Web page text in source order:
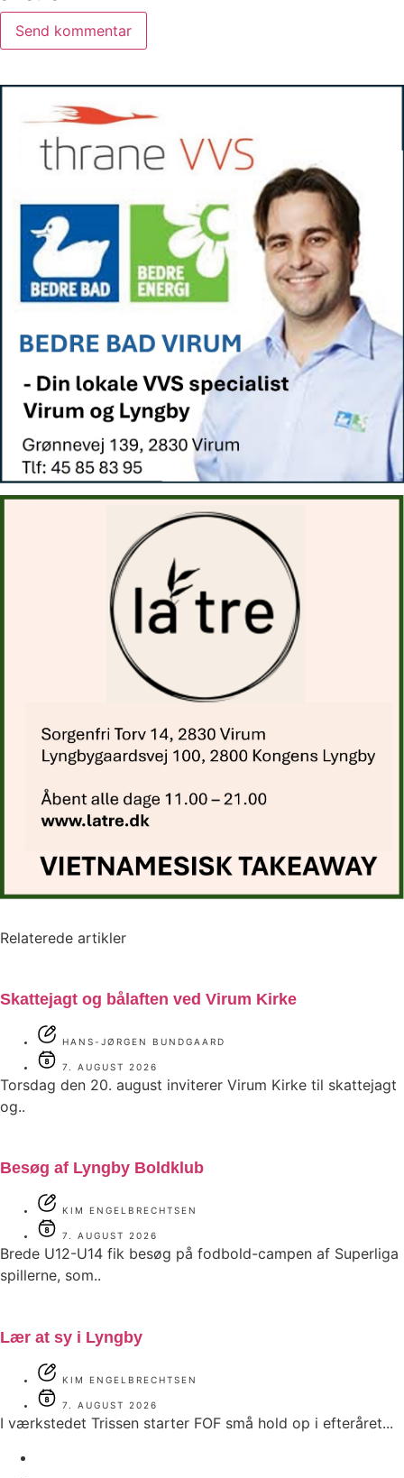
Relaterede artikler
Skattejagt og bålaften ved Virum Kirke
HANS-JØRGEN BUNDGAARD
7. AUGUST 2026
Torsdag den 20. august inviterer Virum Kirke til skattejagt
og..
Besøg af Lyngby Boldklub
KIM ENGELBRECHTSEN
7. AUGUST 2026
Brede U12-U14 fik besøg på fodbold-campen af Superliga
spillerne, som..
Lær at sy i Lyngby
KIM ENGELBRECHTSEN
7. AUGUST 2026
I værkstedet Trissen starter FOF små hold op i efteråret...